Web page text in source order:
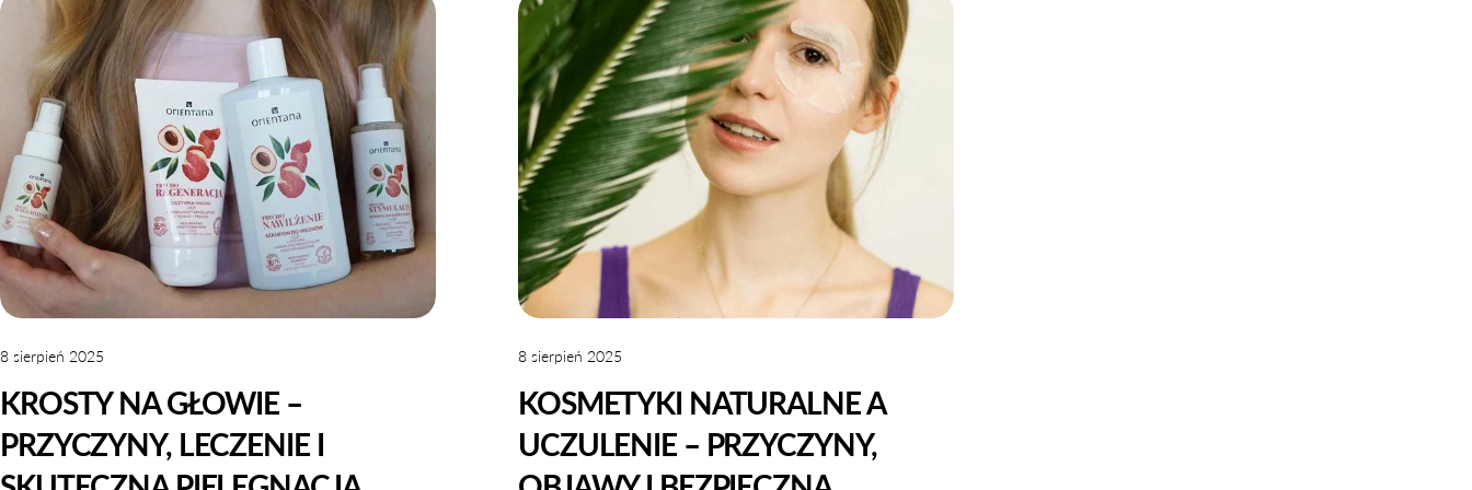
8 sierpień 2025
KROSTY NA GŁOWIE –
PRZYCZYNY, LECZENIE I
8 sierpień 2025
KOSMETYKI NATURALNE A
UCZULENIE – PRZYCZYNY,